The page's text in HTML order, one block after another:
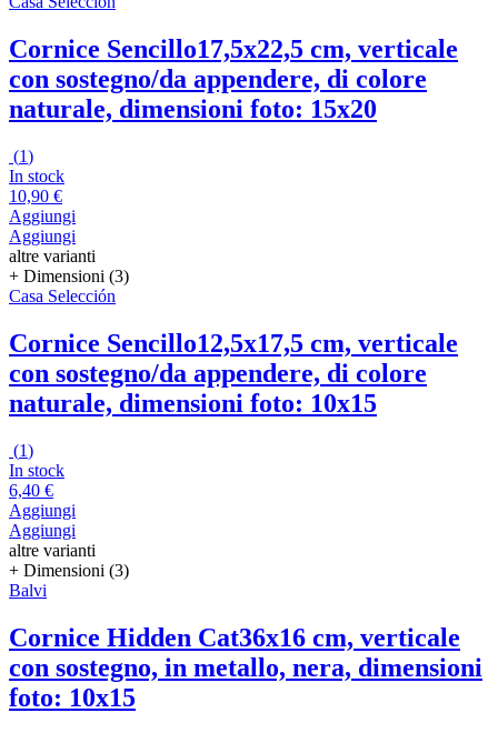
Cornice Sencillo17,5x22,5 cm, verticale
con sostegno/da appendere, di colore
naturale, dimensioni foto: 15x20
(1)
In stock
10,90 €
Aggiungi
Aggiungi
altre varianti
+ Dimensioni (3)
Casa Selección
Cornice Sencillo12,5x17,5 cm, verticale
con sostegno/da appendere, di colore
naturale, dimensioni foto: 10x15
(1)
In stock
6,40 €
Aggiungi
Aggiungi
altre varianti
+ Dimensioni (3)
Balvi
Cornice Hidden Cat36x16 cm, verticale
con sostegno, in metallo, nera, dimensioni
foto: 10x15